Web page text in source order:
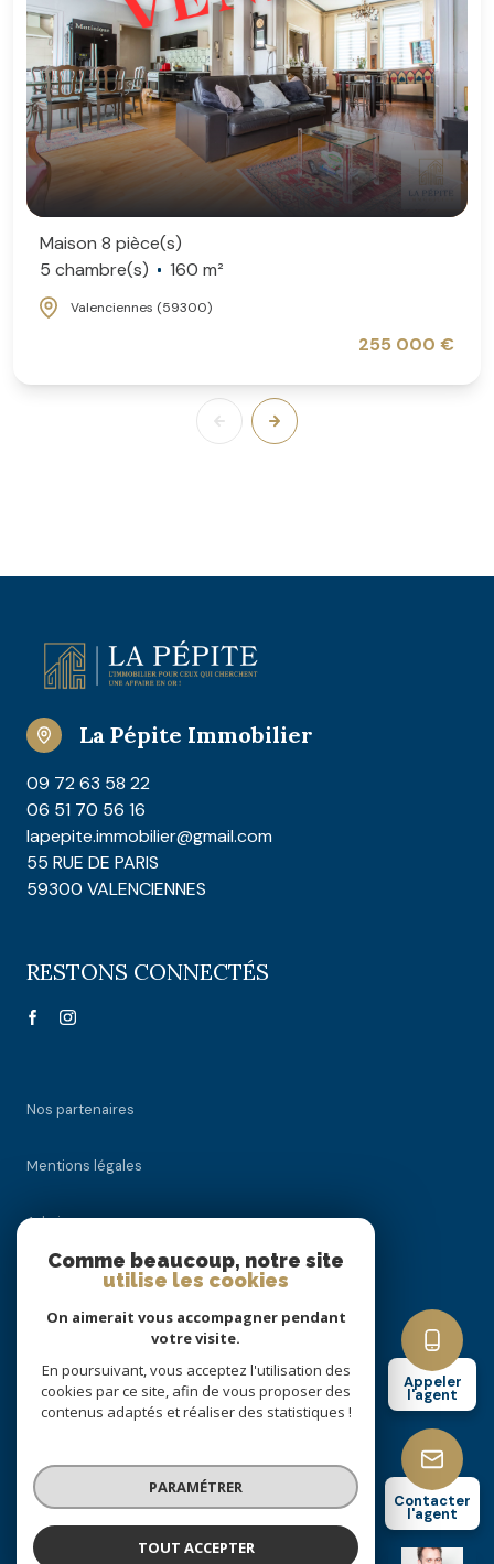
Appeler
l'agent
Contacter
l'agent
Maison 8 pièce(s)
5 chambre(s)
160 m²
Valenciennes (59300)
255 000 €
La Pépite Immobilier
09 72 63 58 22
06 51 70 56 16
lapepite.immobilier@gmail.com
55 RUE DE PARIS
59300 VALENCIENNES
RESTONS CONNECTÉS
Nos partenaires
Mentions légales
Admin
Nos honoraires
Cookies
© 2026 | Tous droits réservés
Réalisé par
Comme beaucoup, notre site
utilise les cookies
On aimerait vous accompagner pendant
votre visite.
En poursuivant, vous acceptez l'utilisation des
cookies par ce site, afin de vous proposer des
contenus adaptés et réaliser des statistiques !
PARAMÉTRER
TOUT ACCEPTER